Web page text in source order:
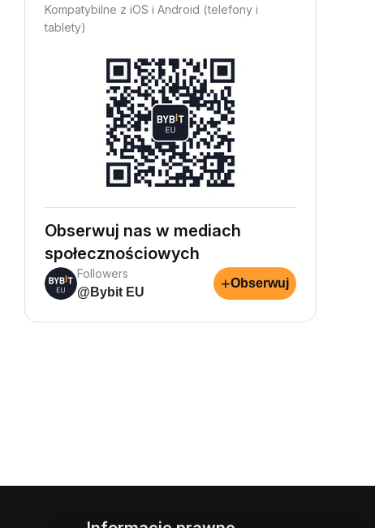
Kompatybilne z iOS i Android (telefony i
tablety)
Obserwuj nas w mediach
społecznościowych
Followers
@Bybit EU
+Obserwuj